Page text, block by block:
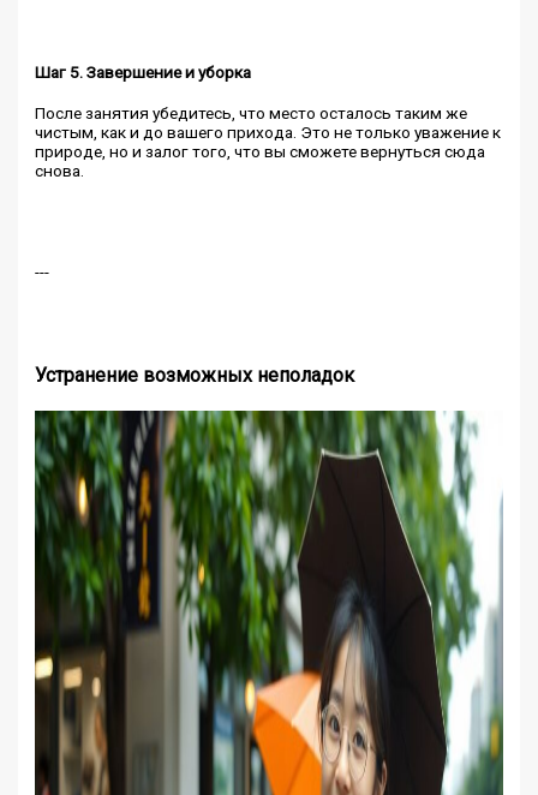
Шаг 5. Завершение и уборка
После занятия убедитесь, что место осталось таким же
чистым, как и до вашего прихода. Это не только уважение к
природе, но и залог того, что вы сможете вернуться сюда
снова.
---
Устранение возможных неполадок